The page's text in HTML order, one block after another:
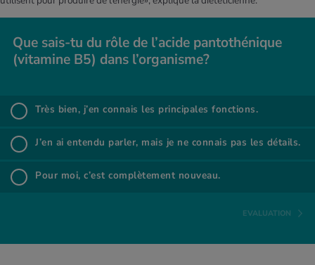
Que sais-tu du rôle de l’acide pan­to­thé­nique
(vita­mine B5) dans l’or­ga­nisme?
Très bien, j’en connais les prin­ci­pales fonc­tions.
J’en ai entendu par­ler, mais je ne connais pas les détails.
Pour moi, c’est com­plè­te­ment nou­veau.
EVALUATION
Que sais-tu du rôle de l’acide pan­to­thé­nique (vita­mine
%